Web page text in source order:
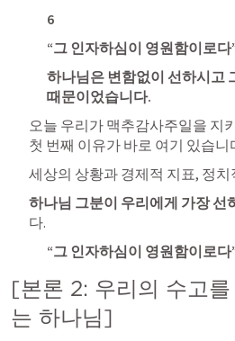
6
“그 인자하심이 영원함이로다
하나님은 변함없이 선하시고
때문이었습니다.
오늘 우리가 맥추감사주일을 지
첫 번째 이유가 바로 여기 있습니
세상의 상황과 경제적 지표, 정
하나님 그분이 우리에게 가장 선
다.
“그 인자하심이 영원함이로다
[본론 2: 우리의 수고
는 하나님]